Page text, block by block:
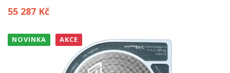
55 287 Kč
NOVINKA AKCE